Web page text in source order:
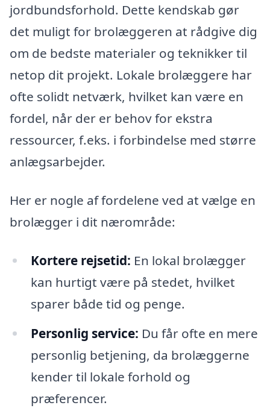
jordbundsforhold. Dette kendskab gør
det muligt for brolæggeren at rådgive dig
om de bedste materialer og teknikker til
netop dit projekt. Lokale brolæggere har
ofte solidt netværk, hvilket kan være en
fordel, når der er behov for ekstra
ressourcer, f.eks. i forbindelse med større
anlægsarbejder.
Her er nogle af fordelene ved at vælge en
brolægger i dit nærområde:
Kortere rejsetid: En lokal brolægger
kan hurtigt være på stedet, hvilket
sparer både tid og penge.
Personlig service: Du får ofte en mere
personlig betjening, da brolæggerne
kender til lokale forhold og
præferencer.